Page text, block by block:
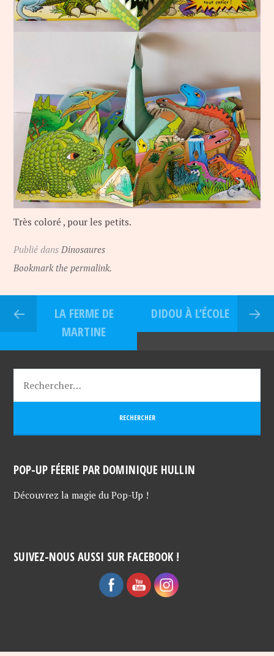
Très coloré , pour les petits.
Publié dansDinosaures
Bookmark the permalink.
LA FERME DE
MARTINE
DIDOU À L’ÉCOLE
POP-UP FÉERIE PAR DOMINIQUE HULLIN
Découvrez la magie du Pop-Up !
SUIVEZ-NOUS AUSSI SUR FACEBOOK !